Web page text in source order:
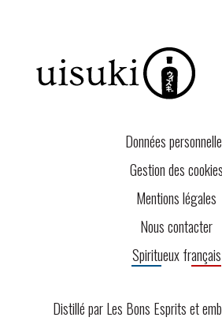
Données
Gestion des cookies
Mentions légales
Nous contacter
Spiritueux français
Distillé par Les Bons Esprits et